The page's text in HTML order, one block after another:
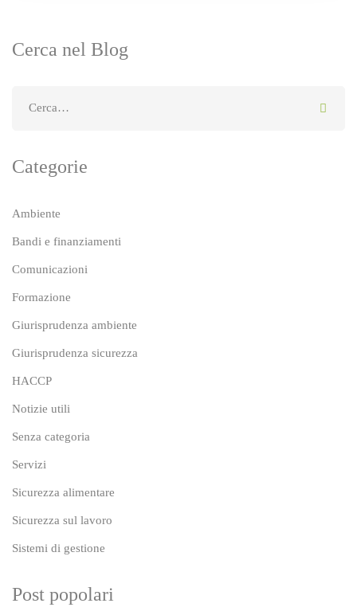
Cerca nel Blog
Categorie
Ambiente
Bandi e finanziamenti
Comunicazioni
Formazione
Giurisprudenza ambiente
Giurisprudenza sicurezza
HACCP
Notizie utili
Senza categoria
Servizi
Sicurezza alimentare
Sicurezza sul lavoro
Sistemi di gestione
Post popolari